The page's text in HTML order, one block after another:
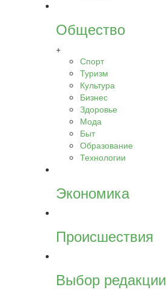
Общество
+
Спорт
Туризм
Культура
Бизнес
Здоровье
Мода
Быт
Образование
Технологии
Экономика
Происшествия
Выбор редакции